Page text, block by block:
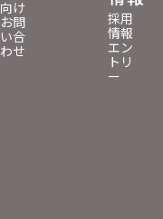
向け
お問
い合
わせ
採用
情報
エン
トリ
ー